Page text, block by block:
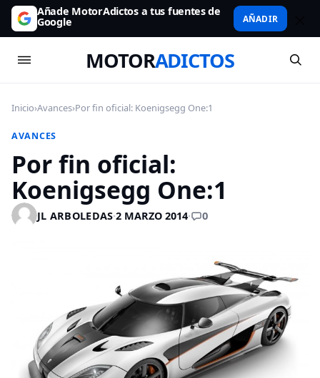
Añade MotorAdictos a tus fuentes de
Google AÑADIR
MOTORADICTOS
Inicio›Avances›Por fin oficial: Koenigsegg One:1
AVANCES
Por fin oficial:
Koenigsegg One:1
JL ARBOLEDAS·2 MARZO 2014· 0